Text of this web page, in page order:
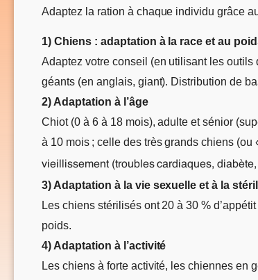
Adaptez la ration à chaque individu grâce
1) Chiens : adaptation à la race et au
Adaptez votre conseil (en utilisant les
géants (en anglais, giant). Distribution de
2) Adaptation à l’âge
Chiot (0 à 6 à 18 mois), adulte et sénior
à 10 mois ; celle des très grands chiens
vieillissement (troubles cardiaques,
3) Adaptation à la vie sexuelle et à la
Les chiens stérilisés ont 20 à 30 %
poids.
4) Adaptation à l’activité
Les chiens à forte activité, les chiennes en